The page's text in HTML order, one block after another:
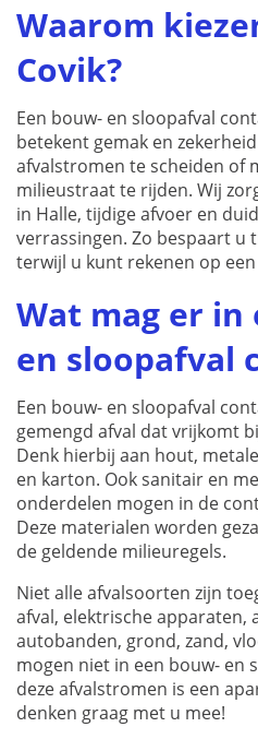
Waarom
Covik?
Een bouw- en sloopafval
betekent gemak en
afvalstromen te scheiden of
milieustraat te rijden. Wij
in Halle, tijdige afvoer en
verrassingen. Zo bespaart u
terwijl u kunt rekenen op
Wat mag er in
en sloopafval
Een bouw- en sloopafval
gemengd afval dat vrijkomt
Denk hierbij aan hout,
en karton. Ook sanitair en
onderdelen mogen in de
Deze materialen worden
de geldende milieuregels.
Niet alle afvalsoorten zijn
afval, elektrische apparaten,
autobanden, grond, zand,
mogen niet in een bouw- en
deze afvalstromen is een
denken graag met u mee!